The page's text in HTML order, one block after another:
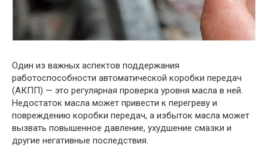
Один из важных аспектов поддержания
работоспособности автоматической коробки передач
(АКПП) — это регулярная проверка уровня масла в ней.
Недостаток масла может привести к перегреву и
повреждению коробки передач, а избыток масла может
вызвать повышенное давление, ухудшение смазки и
другие негативные последствия.